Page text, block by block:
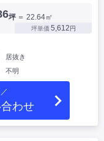
坪 ＝ 22.64㎡
坪単価 5,612円
居抜き
不明
わせ